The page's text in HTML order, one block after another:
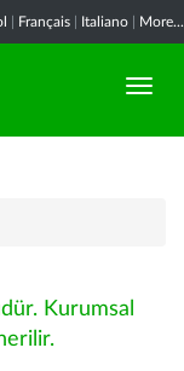
Français Italiano More...
Kurumsal